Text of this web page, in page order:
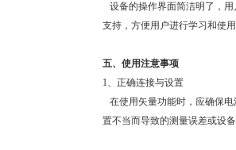
设备的操作界面简洁明了，
支持，方便用户进行学习和使
五、使用注意事项
1、正确连接与设置
在使用矢量功能时，应确保
置不当而导致的测量误差或设备损